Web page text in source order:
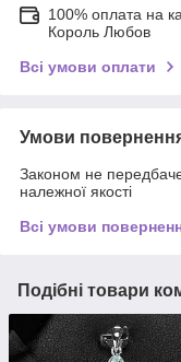
100% оплата на
Король Любов
Всі умови оплати
Умови
Законом не
належної якості
Всі умови
Подібні товари